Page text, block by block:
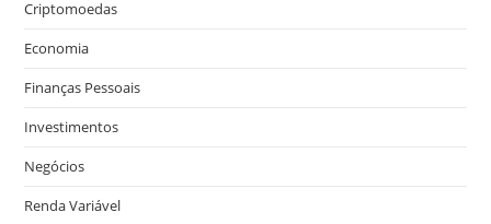
Criptomoedas
Economia
Finanças Pessoais
Investimentos
Negócios
Renda Variável